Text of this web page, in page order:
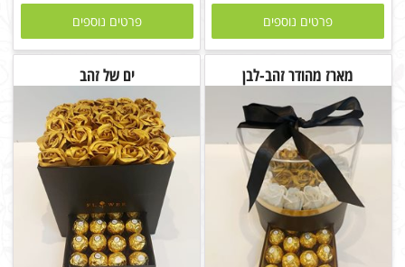
פרטים נוספים פרטים נוספים
מארז מהודר זהב-לבן ים של זהב